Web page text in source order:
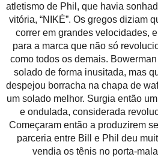
atletismo de Phil, que havia
vitória, “NIKÉ”. Os gregos diziam
correr em grandes velocidades,
para a marca que não só
como todos os demais.
solado de forma inusitada, mas
despejou borracha na chapa de
um solado melhor. Surgia então
e ondulada, considerada
Começaram então a produzirem
parceria entre Bill e Phil deu
vendia os tênis no porta-